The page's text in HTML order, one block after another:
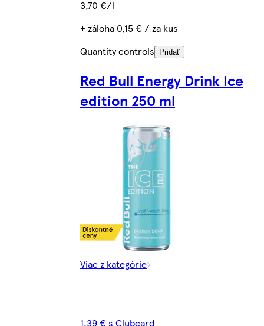
3,70 €/l
+ záloha 0,15 € / za kus
Quantity controls
Pridať
Red Bull Energy Drink Ice
edition 250 ml
Viac z kategórie
1,39 € s Clubcard